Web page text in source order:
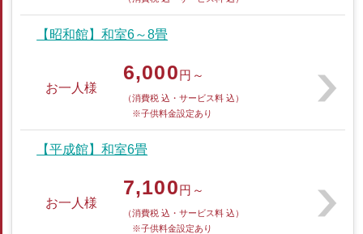
【昭和館】和室6～8畳
お一人様
6,000円～
（消費税 込・サービス料 込）
※子供料金設定あり
【平成館】和室6畳
お一人様
7,100円～
（消費税 込・サービス料 込）
※子供料金設定あり